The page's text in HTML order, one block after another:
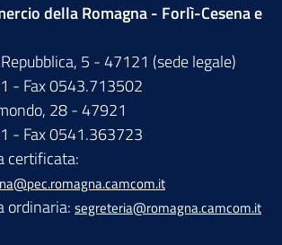
della Romagna - Forlì-Cesena e
5 - 47121 (sede legale)
- Fax 0543.713502
28 - 47921
- Fax 0541.363723
certificata:
ordinaria: segreteria@romagna.camcom.it